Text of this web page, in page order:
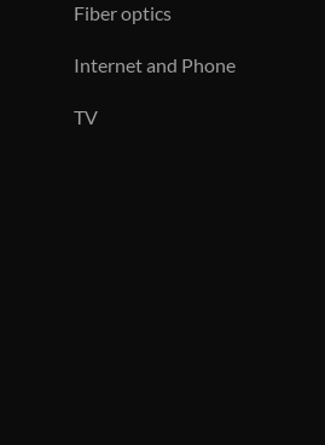
Fiber optics
Internet and Phone
TV